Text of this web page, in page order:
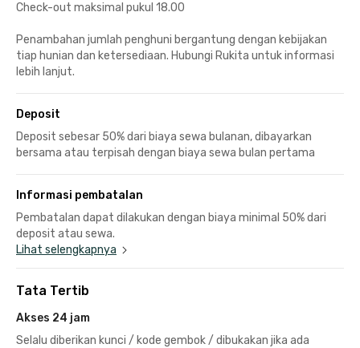
Check-out maksimal pukul 18.00
Penambahan jumlah penghuni bergantung dengan kebijakan
tiap hunian dan ketersediaan. Hubungi Rukita untuk informasi
lebih lanjut.
Deposit
Deposit sebesar 50% dari biaya sewa bulanan, dibayarkan
bersama atau terpisah dengan biaya sewa bulan pertama
Informasi pembatalan
Pembatalan dapat dilakukan dengan biaya minimal 50% dari
deposit atau sewa.
Lihat selengkapnya
Tata Tertib
Akses 24 jam
Selalu diberikan kunci / kode gembok / dibukakan jika ada